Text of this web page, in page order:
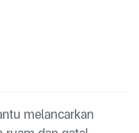
melancarkan